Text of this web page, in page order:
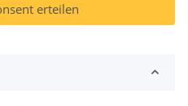
erteilen